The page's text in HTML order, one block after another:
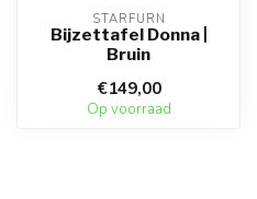
STARFURN
Bijzettafel Donna |
Bruin
€149,00
Op voorraad